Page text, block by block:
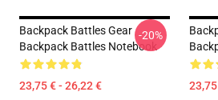
Backpack Battles Gear
Backpack Battles Notebook
23,75 € - 26,22 €
-20%